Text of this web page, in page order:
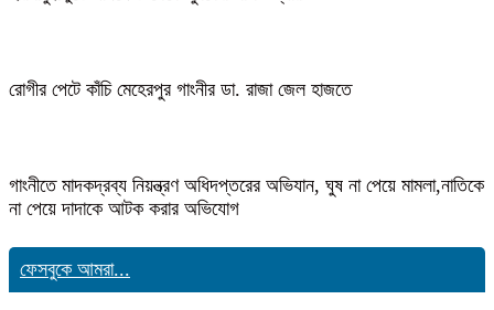
রোগীর পেটে কাঁচি মেহেরপুর গাংনীর ডা. রাজা জেল হাজতে
গাংনীতে মাদকদ্রব্য নিয়ন্ত্রণ অধিদপ্তরের অভিযান, ঘুষ না পেয়ে মামলা,নাতিকে
না পেয়ে দাদাকে আটক করার অভিযোগ
ফেসবুকে আমরা...